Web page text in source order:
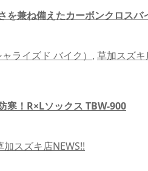
を兼ね備えたカーボンクロスバ
ライズド バイク） , 草加スズキ
寒！R×Lソックス TBW-900
加スズキ店NEWS!!